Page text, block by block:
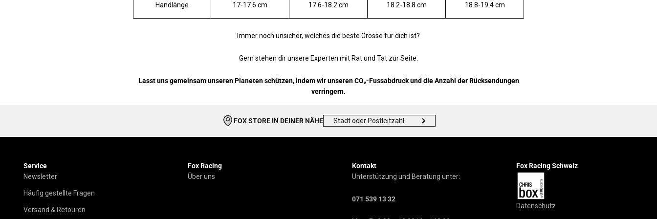
Handlänge 17-17.6 cm 17.6-18.2 cm 18.2-18.8 cm 18.8-19.4 cm
Immer noch unsicher, welches die beste Grösse für dich ist?
Gern stehen dir unsere Experten mit Rat und Tat zur Seite.
Lasst uns gemeinsam unseren Planeten schützen, indem wir unserenCO₂-Fussabdruck und die Anzahl der Rücksendungen
verringern.
FOX STORE IN DEINER NÄHE
Service
Newsletter
Häufig gestellte Fragen
Versand & Retouren
Fox Racing
Über uns
Kontakt
Unterstützung und Beratung unter:
071 539 13 32
Fox Racing Schweiz
Datenschutz